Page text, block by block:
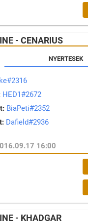
- CENARIUS
NYERTESEK
HED1#2672
BiaPeti#2352
Dafield#2936
16:00
- KHADGAR